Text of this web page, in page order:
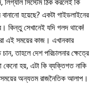
হয়েছে? একটা গাইডলাইনের
কিন্তু সেখানেই যদি গলদ থাকে!
এই সময়ের কাজ। এখানকার
তাহলে দেশ পরিচালনার ক্ষেত্রে
হয়, এটা কি ব্যক্তিগত নাকি
অন্যতম রাজনৈতিক আলাপ।